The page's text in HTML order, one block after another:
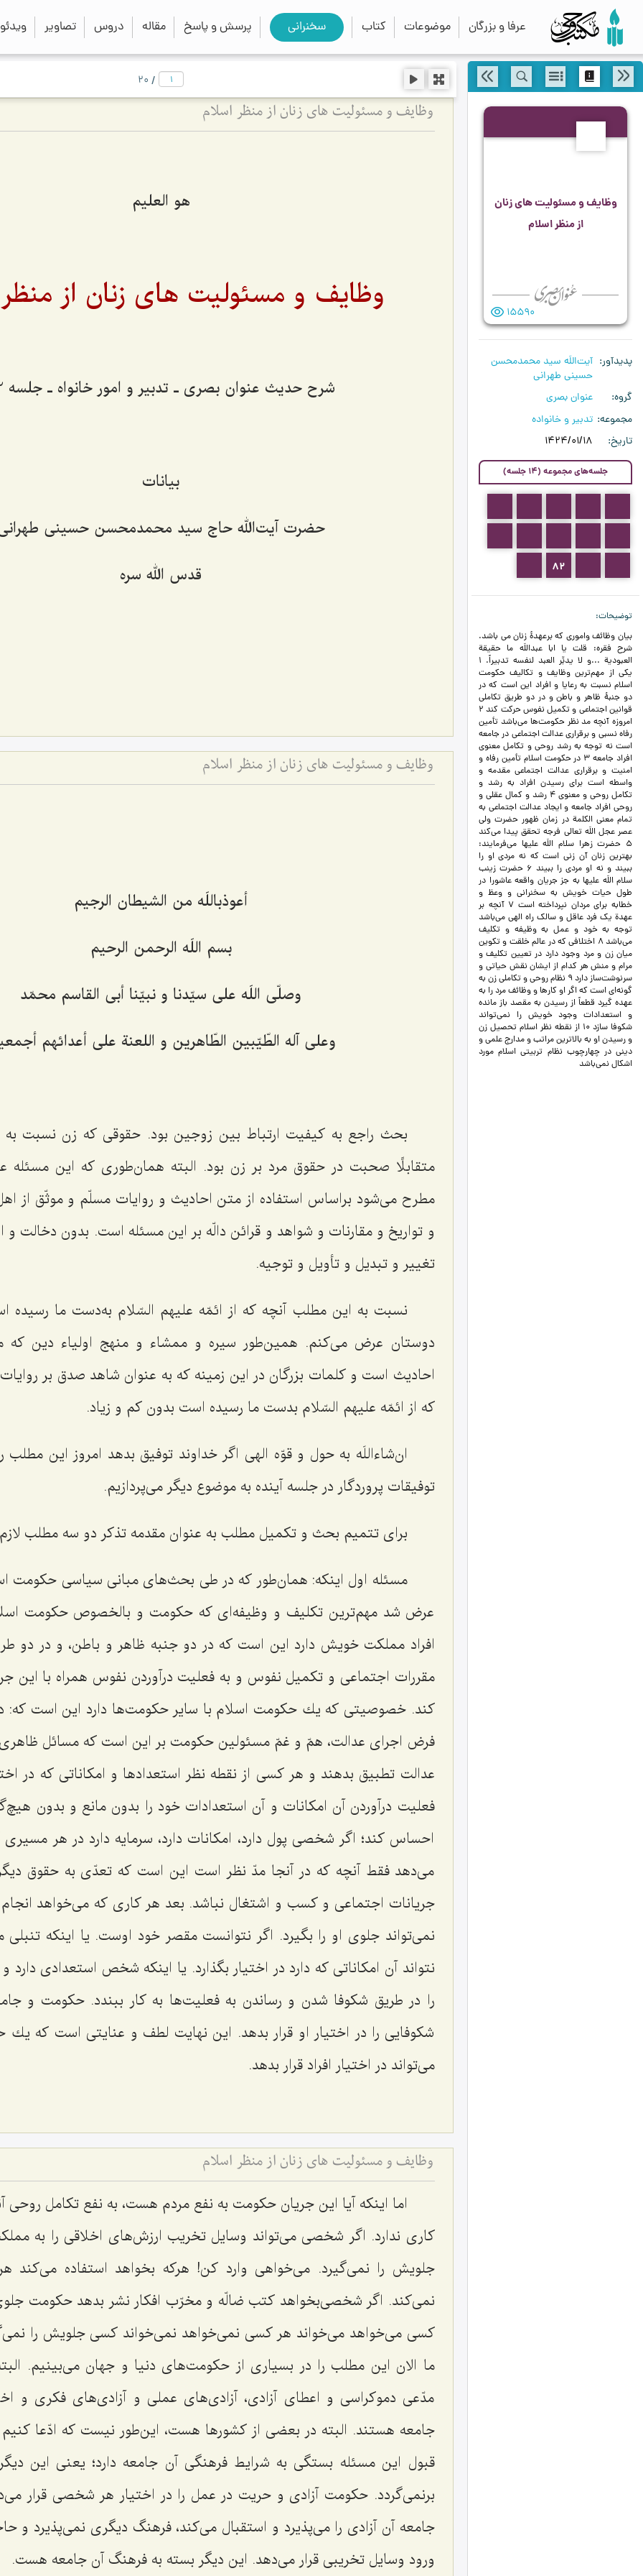
عرفا و بزرگان موضوعات کتاب سخنرانی پرسش و پاسخ مقاله دروس تصاویر ویدئو search
close
وظایف و مسئولیت های زنان
از منظر اسلام
15590
پدیدآور
آیت‌اللَه سید محمدمحسن
حسینی طهرانی
گروه
عنوان بصری
مجموعه تدبیر و خانواده
تاریخ
1424/01/18
جلسه‌های مجموعه (14 جلسه)
82
توضیحات
بیان وظائف واموری که برعهدۀ زنان می باشد.
شرح فقره: قلت يا ابا عبداللَه ما حقيقة
العبودية ...و لا يدبِّر العبد لنفسه تدبيراً. 1
يكي از مهم‌ترين وظايف و تكاليف حكومت
اسلام نسبت به رعايا و افراد اين است كه در
دو جنبۀ ظاهر و باطن و در دو طريق تكاملي
قوانين اجتماعي و تكميل نفوس حركت كند 2
امروزه آنچه مد نظر حكومت‌ها مي‌باشد تأمين
رفاه نسبي و برقراري عدالت اجتماعي در جامعه
است نه توجه به رشد روحي و تكامل معنوي
افراد جامعه 3 در حكومت اسلام تأمين رفاه و
امنيت و برقراري عدالت اجتماعي مقدمه و
واسطه است براي رسيدن افراد به رشد و
تكامل روحي و معنوي 4 رشد و كمال عقلي و
روحي افراد جامعه و ايجاد عدالت اجتماعي به
تمام معني الكلمة در زمان ظهور حضرت ولي
عصر عجل اللَه تعالي فرجه تحقق پيدا مي‌كند
5 حضرت زهرا سلام اللَه عليها مي‌فرمايند:
بهترين زنان آن زني است كه نه مردي او را
ببيند و نه او مردي را ببيند 6 حضرت زينب
سلام اللَه عليها به جز جريان واقعه عاشورا در
طول حيات خويش به سخنراني و وعظ و
خطابه براي مردان نپرداخته است 7 آنچه بر
عهدة يك فرد عاقل و سالك راه الهي مي‌باشد
توجه به خود و عمل به وظيفه و تكليف
مي‌باشد 8 اختلافي كه در عالم خلقت و تكوين
ميان زن و مرد وجود دارد در تعيين تكليف و
مرام و منش هر كدام از ايشان نقش حياتي و
سرنوشت‌ساز دارد 9 نظام روحي و تكاملي زن به
گونه‌اي است كه اگر او كارها و وظائف مرد را به
عهده گيرد قطعاً از رسيدن به مقصد باز مانده
و استعدادات وجود خويش را نمي‌تواند
شكوفا سازد 10 از نقطه نظر اسلام تحصيل زن
و رسيدن او به بالاترين مراتب و مدارج علمي و
ديني در چهارچوب نظام تربيتي اسلام مورد
اشكال نمي‌باشد
/
20
وظایف و مسئولیت های زنان از منظر اسلام
هو العلیم
وظایف و مسئولیت های زنان از
شرح حدیث عنوان بصری ـ تدبیر و امور خانواه ـ جلسه 82
بیانات
حضرت آیت‌الله حاج سید محمدمحسن حسینی
قدس الله سره
وظایف و مسئولیت های زنان از منظر اسلام
أعوذباللَه من الشيطان الرجيم‌
بسم اللَه الرحمن الرحيم‌
وصلّى اللَه على سيّدنا و نبيّنا أبى القاسم محمّد
وعلى آله الطّيّبين الطّاهرين و اللعنة على أعدائهم
بحث راجع به كیفیت ارتباط بین زوجین بود. حقوقی كه زن نسبت به
متقابلًا صحبت در حقوق مرد بر زن بود. البته همان‌طوری كه این
مطرح می‌شود براساس استفاده از متن احادیث و روایات مسلّم و موثّق از
و تواریخ و مقارنات و شواهد و قرائن دالّه بر این مسئله است. بدون دخالت و
تغییر و تبدیل و تأویل و توجیه.
نسبت به این مطلب آنچه كه از ائمّه علیهم السّلام به‌دست ما رسیده
دوستان عرض می‌كنم. همین‌طور سیره و ممشاء و منهج اولیاء دین كه
احادیث است و كلمات بزرگان در این زمینه كه به عنوان شاهد صدق بر
كه از ائمّه علیهم السّلام بدست ما رسیده است بدون كم و زیاد.
ان‌شاءاللَه به حول و قوّه الهی اگر خداوند توفیق بدهد امروز این مطلب
توفیقات پروردگار در جلسه آینده به موضوع دیگر می‌پردازیم.
برای تتمیم بحث و تكمیل مطلب به عنوان مقدمه تذكر دو سه مطلب
مسئله اول اینكه: همان‌طور كه در طی بحث‌های مبانی سیاسی حكومت
عرض شد مهم‌ترین تكلیف و وظیفه‌ای كه حكومت و بالخصوص حكومت
افراد مملكت خویش دارد این است كه در دو جنبه ظاهر و باطن، و در دو
مقررات اجتماعی و تكمیل نفوس و به فعلیت درآوردن نفوس همراه با این
كند. خصوصیتی كه یك حكومت اسلام با سایر حكومت‌ها دارد این است كه:
فرض اجرای عدالت، همّ و غمّ مسئولین حكومت بر این است كه مسائل
عدالت تطبیق بدهند و هر كسی از نقطه نظر استعدادها و امكاناتی كه در
فعلیت درآوردن آن امكانات و آن استعدادات خود را بدون مانع و بدون
احساس كند؛ اگر شخصی پول دارد، امكانات دارد، سرمایه دارد در هر مسیری
می‌دهد فقط آنچه كه در آنجا مدّ نظر است این است كه تعدّی به حقوق
جریانات اجتماعی و كسب و اشتغال نباشد. بعد هر كاری كه می‌خواهد
نمی‌تواند جلوی او را بگیرد. اگر نتوانست مقصر خود اوست. یا اینكه
نتواند آن امكاناتی كه دارد در اختیار بگذارد. یا اینكه شخص استعدادی دارد
را در طریق شكوفا شدن و رساندن به فعلیت‌ها به كار ببندد. حكومت و
شكوفایی را در اختیار او قرار بدهد. این نهایت لطف و عنایتی است كه
می‌تواند در اختیار افراد قرار بدهد.
وظایف و مسئولیت های زنان از منظر اسلام
اما اینكه آیا این جریان حكومت به نفع مردم هست، به نفع تكامل روحی
كاری ندارد. اگر شخصی می‌تواند وسایل تخریب ارزش‌های اخلاقی را به
جلویش را نمی‌گیرد. می‌خواهی وارد كن! هركه بخواهد استفاده می‌كند
نمی‌كند. اگر شخصی‌بخواهد كتب ضالّه و مخرّب افكار نشر بدهد حكومت
كسی می‌خواهد می‌خواند هر كسی نمی‌خواهد نمی‌خواند كسی جلویش را
ما الان این مطلب را در بسیاری از حكومت‌های دنیا و جهان می‌بینیم.
مدّعی دموكراسی و اعطای آزادی، آزادی‌های عملی و آزادی‌های فكری و
جامعه هستند. البته در بعضی از كشورها هست، این‌طور نیست كه ادّعا
قبول این مسئله بستگی به شرایط فرهنگی آن جامعه دارد؛ یعنی این
برنمی‌گردد. حكومت آزادی و حریت در عمل را در اختیار هر شخصی قرار
جامعه آن آزادی را می‌پذیرد و استقبال می‌كند، فرهنگ دیگری نمی‌پذیرد و
ورود وسایل تخریبی قرار می‌دهد. این دیگر بسته به فرهنگ آن جامعه هست.